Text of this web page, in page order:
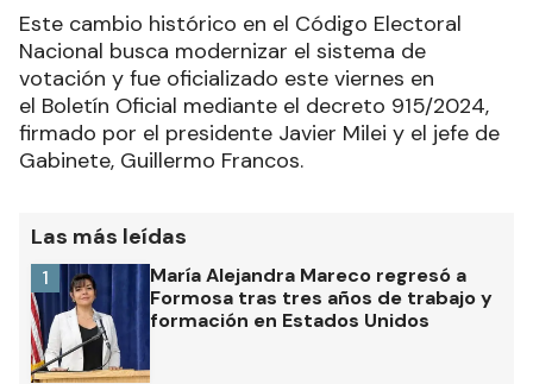
Este cambio histórico en el Código Electoral
Nacional busca modernizar el sistema de
votación y fue oficializado este viernes en
el Boletín Oficial mediante el decreto 915/2024,
firmado por el presidente Javier Milei y el jefe de
Gabinete, Guillermo Francos.
Las más leídas
María Alejandra Mareco regresó a
Formosa tras tres años de trabajo y
formación en Estados Unidos
1